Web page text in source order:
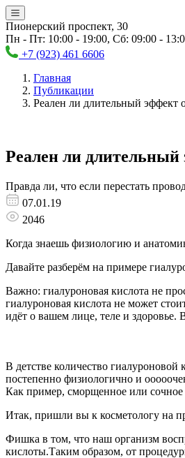
Пионерский проспект, 30
Пн - Пт: 10:00 - 19:00, Сб: 09:00 -
+7 (923) 461 6606
Главная
Публикации
Реален ли длительный эффект
Реален ли длительный
Правда ли, что если перестать
07.01.19
2046
Когда знаешь физиологию и
Давайте разберём на примере
Важно: гиалуроновая кислота не
гиалуроновая кислота не может
идёт о вашем лице, теле и здоровье.
В детстве количество
постепенно физиологично и
Как пример, сморщенное или сочное
Итак, пришли вы к косметологу на
Фишка в том, что наш организм
кислоты.Таким образом, от